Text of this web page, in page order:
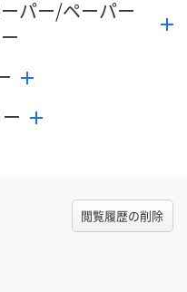
パー/ペーパー
閲覧履歴の削除